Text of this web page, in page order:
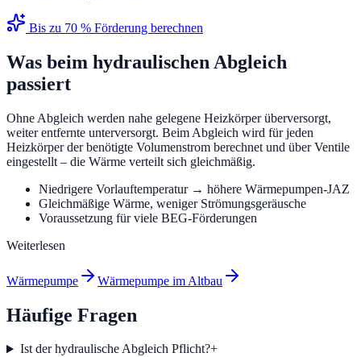
Bis zu 70 % Förderung berechnen
Was beim hydraulischen Abgleich
passiert
Ohne Abgleich werden nahe gelegene Heizkörper überversorgt,
weiter entfernte unterversorgt. Beim Abgleich wird für jeden
Heizkörper der benötigte Volumenstrom berechnet und über Ventile
eingestellt – die Wärme verteilt sich gleichmäßig.
Niedrigere Vorlauftemperatur → höhere Wärmepumpen-JAZ
Gleichmäßige Wärme, weniger Strömungsgeräusche
Voraussetzung für viele BEG-Förderungen
Weiterlesen
Wärmepumpe Wärmepumpe im Altbau
Häufige Fragen
Ist der hydraulische Abgleich Pflicht?+